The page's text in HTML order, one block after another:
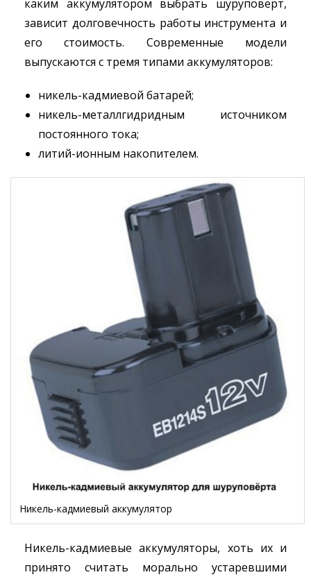
каким аккумулятором выбрать шуруповёрт,
зависит долговечность работы инструмента и
его стоимость. Современные модели
выпускаются с тремя типами аккумуляторов:
никель-кадмиевой батарей;
никель-металлгидридным источником
постоянного тока;
литий-ионным накопителем.
Никель-кадмиевый аккумулятор
Никель-кадмиевые аккумуляторы, хоть их и
принято считать морально устаревшими